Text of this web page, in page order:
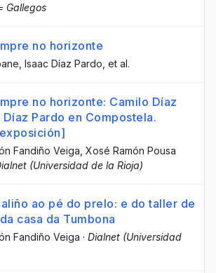
Gallegos
no horizonte
, Isaac Díaz Pardo , et al.
no horizonte: Camilo Díaz
Díaz Pardo en Compostela.
Fandiño Veiga , Xosé Ramón Pousa
(Universidad de la Rioja)
ao pé do prelo: e do taller de
casa da Tumbona
Fandiño Veiga · Dialnet (Universidad